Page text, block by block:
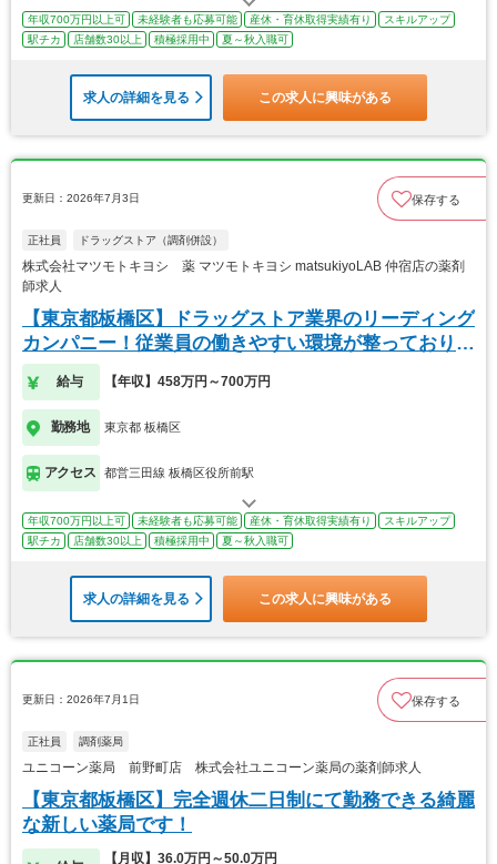
年収700万円以上可 未経験者も応募可能 産休・育休取得実績有り
スキルアップ
駅チカ
店舗数30以上 積極採用中 夏～秋入職可
求人の詳細を見る この求人に興味がある
更新日：2026年7月3日 保存する
正社員 ドラッグストア（調剤併設）
株式会社マツモトキヨシ 薬 マツモトキヨシ matsukiyoLAB 仲宿店の薬剤
師求人
【東京都板橋区】ドラッグストア業界のリーディング
カンパニー！従業員の働きやすい環境が整っておりま
す！
給与 【年収】458万円～700万円
勤務地 東京都 板橋区
アクセス 都営三田線 板橋区役所前駅
年収700万円以上可 未経験者も応募可能 産休・育休取得実績有り
スキルアップ
駅チカ
店舗数30以上 積極採用中 夏～秋入職可
求人の詳細を見る この求人に興味がある
更新日：2026年7月1日 保存する
正社員 調剤薬局
ユニコーン薬局 前野町店 株式会社ユニコーン薬局の薬剤師求人
【東京都板橋区】完全週休二日制にて勤務できる綺麗
な新しい薬局です！
【月収】36.0万円～50.0万円